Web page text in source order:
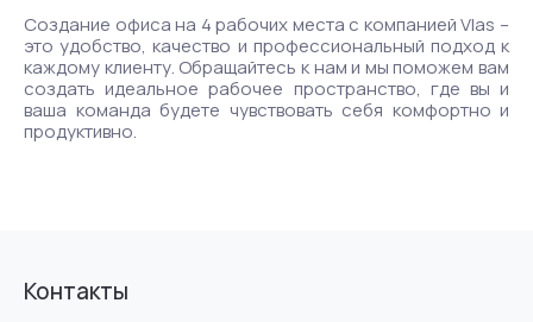
Создание офиса на 4 рабочих места с компанией Vlas –
это удобство, качество и профессиональный подход к
каждому клиенту. Обращайтесь к нам и мы поможем вам
создать идеальное рабочее пространство, где вы и
ваша команда будете чувствовать себя комфортно и
продуктивно.
Контакты